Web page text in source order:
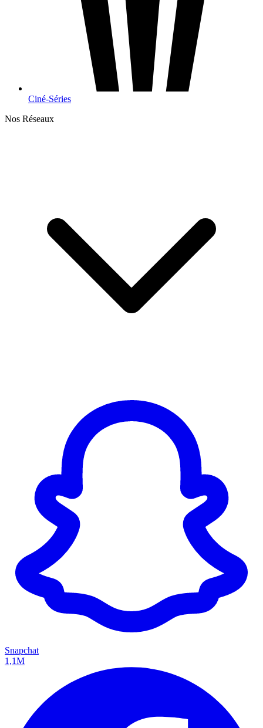
Ciné-Séries
Nos Réseaux
Snapchat
1,1M